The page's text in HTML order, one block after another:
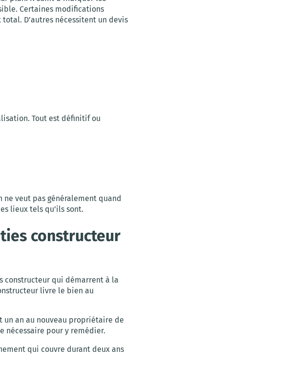
Certaines modifications
D’autres nécessitent un devis
Tout est définitif ou
ne veut pas généralement quand
lieux tels qu’ils sont.
constructeur
constructeur qui démarrent à la
livre le bien au
an au nouveau propriétaire de
nécessaire pour y remédier.
qui couvre durant deux ans